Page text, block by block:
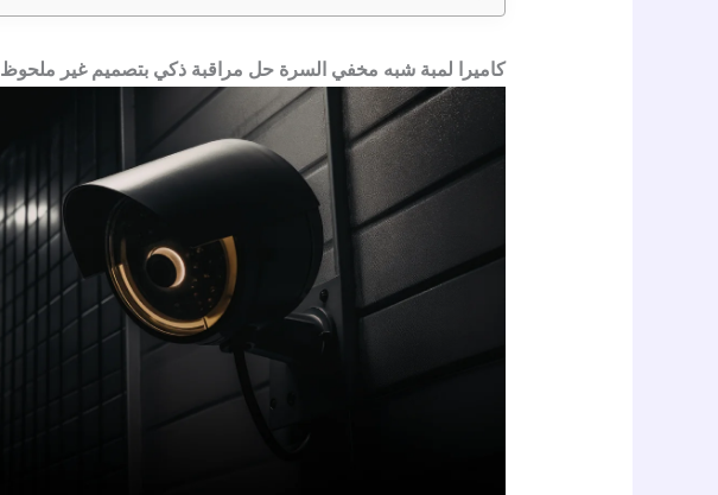
كاميرا لمبة شبه مخفي السرة حل مراقبة ذكي بتصميم غير ملحوظ